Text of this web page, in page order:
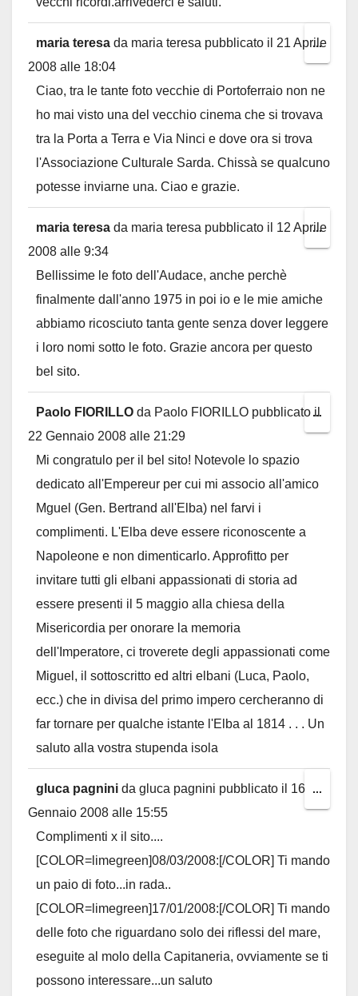
maria teresa da maria teresa pubblicato il 21 Aprile
2008 alle 18:04
Ciao, tra le tante foto vecchie di Portoferraio non ne
ho mai visto una del vecchio cinema che si trovava
tra la Porta a Terra e Via Ninci e dove ora si trova
l'Associazione Culturale Sarda. Chissà se qualcuno
potesse inviarne una. Ciao e grazie.
...Toggle
this
maria teresa da maria teresa pubblicato il 12 Aprile
2008 alle 9:34
Bellissime le foto dell'Audace, anche perchè
finalmente dall'anno 1975 in poi io e le mie amiche
abbiamo ricosciuto tanta gente senza dover leggere
i loro nomi sotto le foto. Grazie ancora per questo
bel sito.
...Toggle
this
Paolo FIORILLO da Paolo FIORILLO pubblicato il
22 Gennaio 2008 alle 21:29
Mi congratulo per il bel sito! Notevole lo spazio
dedicato all'Empereur per cui mi associo all'amico
Mguel (Gen. Bertrand all'Elba) nel farvi i
complimenti. L'Elba deve essere riconoscente a
Napoleone e non dimenticarlo. Approfitto per
invitare tutti gli elbani appassionati di storia ad
essere presenti il 5 maggio alla chiesa della
Misericordia per onorare la memoria
dell'Imperatore, ci troverete degli appassionati come
Miguel, il sottoscritto ed altri elbani (Luca, Paolo,
ecc.) che in divisa del primo impero cercheranno di
far tornare per qualche istante l'Elba al 1814 . . . Un
saluto alla vostra stupenda isola
...
this
gluca pagnini da gluca pagnini pubblicato il 16
Gennaio 2008 alle 15:55
Complimenti x il sito....
[COLOR=limegreen]08/03/2008:[/COLOR] Ti mando
un paio di foto...in rada..
[COLOR=limegreen]17/01/2008:[/COLOR] Ti mando
delle foto che riguardano solo dei riflessi del mare,
eseguite al molo della Capitaneria, ovviamente se ti
possono interessare...un saluto
...
this